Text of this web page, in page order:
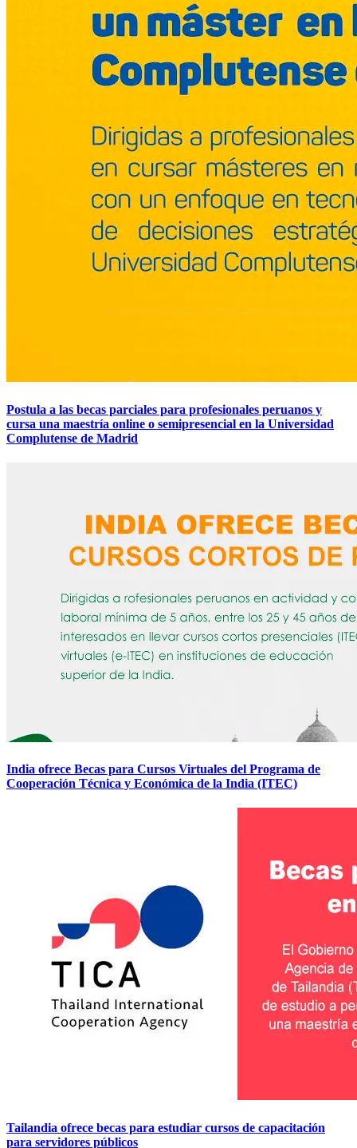
Postula a las becas parciales para profesionales peruanos y
cursa una maestría online o semipresencial en la Universidad
Complutense de Madrid
India ofrece Becas para Cursos Virtuales del Programa de
Cooperación Técnica y Económica de la India (ITEC)
Tailandia ofrece becas para estudiar cursos de capacitación
para servidores públicos